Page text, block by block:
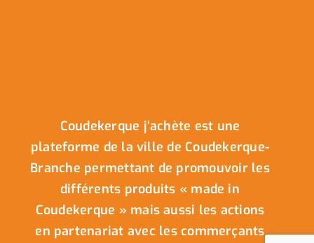
Coudekerque j’achète est une
plateforme de la ville de Coudekerque-
Branche permettant de promouvoir les
différents produits « made in
Coudekerque » mais aussi les actions
en partenariat avec les commerçants